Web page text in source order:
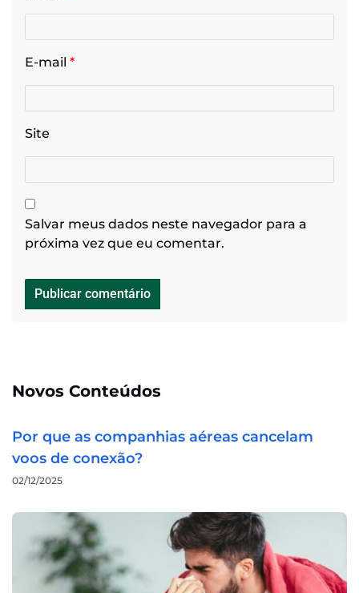
E-mail *
Site
Salvar meus dados neste navegador para a
próxima vez que eu comentar.
Novos Conteúdos
Por que as companhias aéreas cancelam
voos de conexão?
02/12/2025